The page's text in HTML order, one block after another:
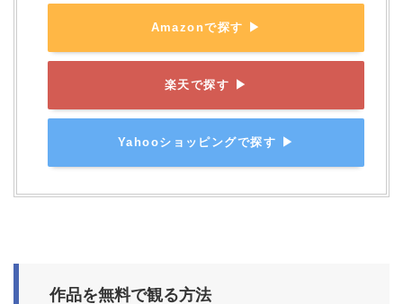
Amazonで探す ▶
楽天で探す ▶
Yahooショッピングで探す ▶
作品を無料で観る方法